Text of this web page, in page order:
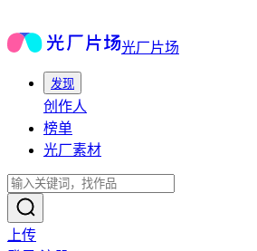
光厂片场
发现
创作人
榜单
光厂素材
上传